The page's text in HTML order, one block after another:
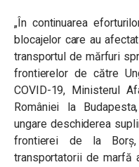
„În continuarea
blocajelor care au
transportul de mărfuri
frontierelor de către
COVID-19, Ministerul
României la
ungare deschiderea
frontierei de la
transportatorii de marfă